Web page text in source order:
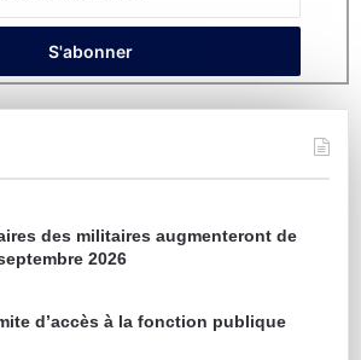
des militaires augmenteront de
2026
d’accès à la fonction publique